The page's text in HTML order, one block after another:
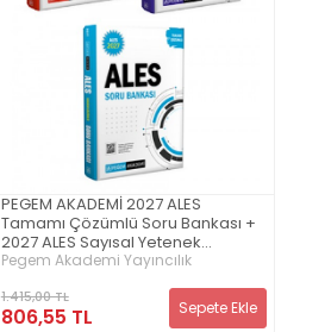
PEGEM AKADEMİ 2027 ALES
Tamamı Çözümlü Soru Bankası +
2027 ALES Sayısal Yetenek
Matematik Tamamı Video
Sözel Yetenek Türkçe Tamamı
Çözümlü Soru Bankası Seti
Pegem Akademi Yayıncılık
1.415,00 TL
806,55 TL Sepete Ekle